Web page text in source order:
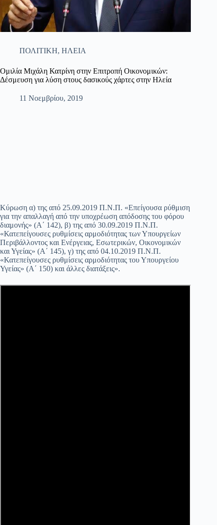
ΠΟΛΙΤΙΚΗ, ΗΛΕΙΑ
Ομιλία Μιχάλη Κατρίνη στην Επιτροπή Οικονομικών:
Δέσμευση για λύση στους δασικούς χάρτες στην Ηλεία
11 Νοεμβρίου, 2019
Κύρωση α) της από 25.09.2019 Π.Ν.Π. «Επείγουσα ρύθμιση
για την απαλλαγή από την υποχρέωση απόδοσης του φόρου
διαμονής» (Α΄ 142), β) της από 30.09.2019 Π.Ν.Π.
«Κατεπείγουσες ρυθμίσεις αρμοδιότητας των Υπουργείων
Περιβάλλοντος και Ενέργειας, Εσωτερικών, Οικονομικών
και Υγείας» (Α΄ 145), γ) της από 04.10.2019 Π.Ν.Π.
«Κατεπείγουσες ρυθμίσεις αρμοδιότητας του Υπουργείου
Υγείας» (Α΄ 150) και άλλες διατάξεις».